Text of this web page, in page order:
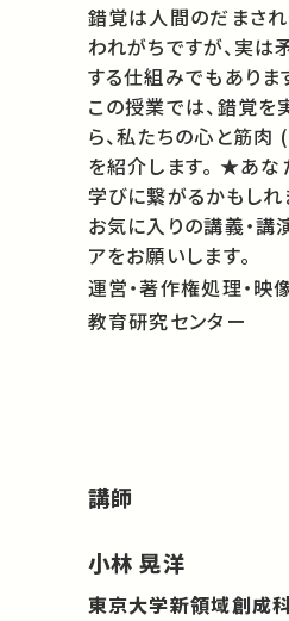
錯覚は人間のだまさ
われがちですが、実
する仕組みでもありま
この授業では、錯覚
ら、私たちの心と筋
を紹介します。 ★あな
学びに繋がるかもしれ
お気に入りの講義・
アをお願いします。
運営・著作権処理・
教育研究センター
講師
小林 晃洋
東京大学新領域創成